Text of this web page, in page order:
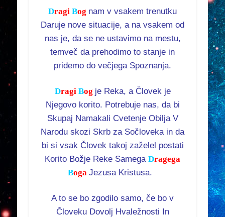
Dragi Bog nam v vsakem trenutku
Daruje nove situacije, a na vsakem od
nas je, da se ne ustavimo na mestu,
temveč da prehodimo to stanje in
pridemo do večjega Spoznanja.
Dragi Bog je Reka, a Človek je
Njegovo korito. Potrebuje nas, da bi
Skupaj Namakali Cvetenje Obilja V
Narodu skozi Skrb za Sočloveka in da
bi si vsak Človek takoj zaželel postati
Korito Božje Reke Samega Dragega
Boga Jezusa Kristusa.
A to se bo zgodilo samo, če bo v
Človeku Dovolj Hvaležnosti In